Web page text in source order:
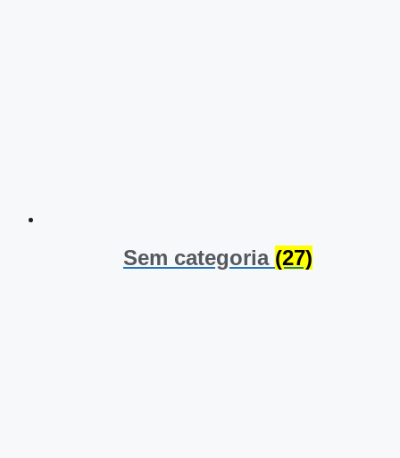
Sem categoria (27)